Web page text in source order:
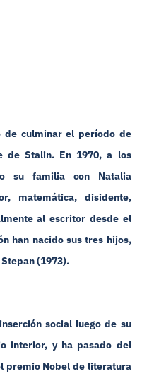
de culminar el período de
de Stalin. En 1970, a los
su familia con Natalia
matemática, disidente,
al escritor desde el
han nacido sus tres hijos,
(1973).
social luego de su
interior, y ha pasado del
premio Nobel de literatura